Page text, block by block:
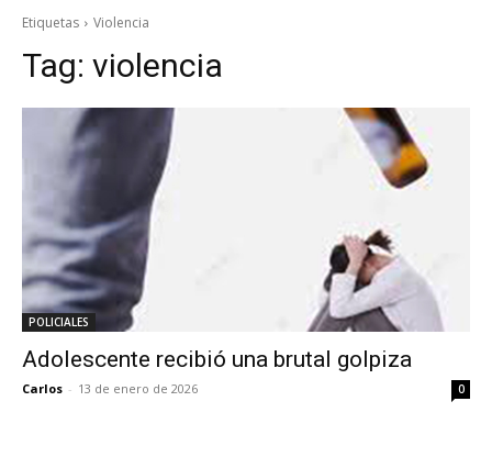
Etiquetas Violencia
Tag: violencia
POLICIALES
Adolescente recibió una brutal golpiza
Carlos - 13 de enero de 2026 0